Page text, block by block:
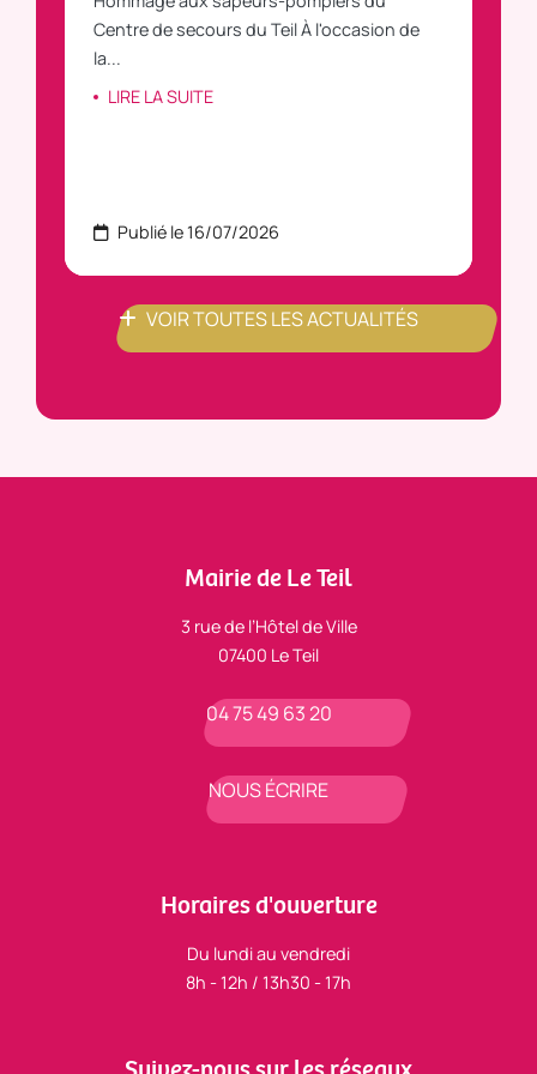
Centre de secours du Teil À l'occasion de
la...
LIRE LA SUITE
Publié le 16/07/2026
VOIR TOUTES LES ACTUALITÉS
Mairie de Le Teil
3 rue de l’Hôtel de Ville
07400 Le Teil
04 75 49 63 20
NOUS ÉCRIRE
Horaires d'ouverture
Du lundi au vendredi
8h - 12h / 13h30 - 17h